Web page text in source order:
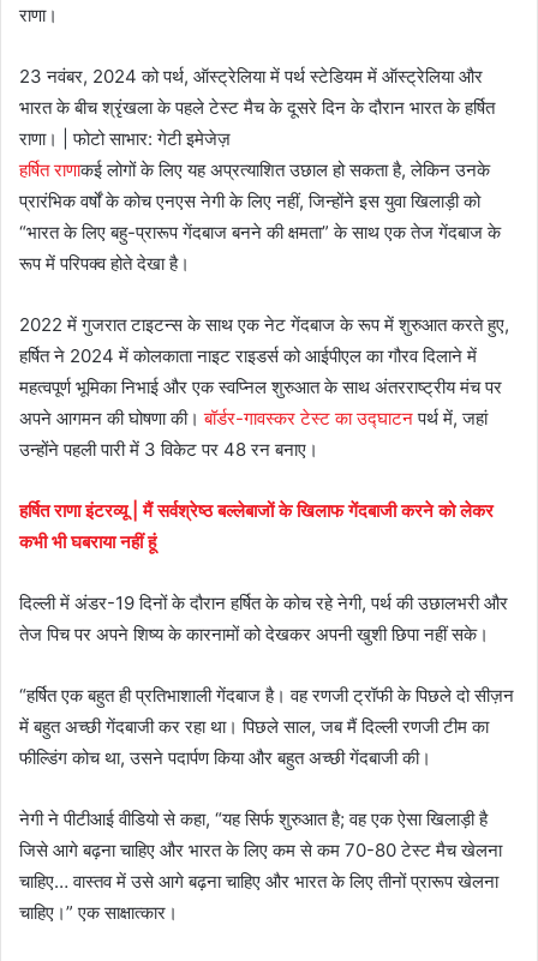
23 नवंबर, 2024 को पर्थ, ऑस्ट्रेलिया में पर्थ स्टेडियम में ऑस्ट्रेलिया और
भारत के बीच श्रृंखला के पहले टेस्ट मैच के दूसरे दिन के दौरान भारत के हर्षित
राणा। | फोटो साभार: गेटी इमेजेज़
हर्षित राणाकई लोगों के लिए यह अप्रत्याशित उछाल हो सकता है, लेकिन उनके
प्रारंभिक वर्षों के कोच एनएस नेगी के लिए नहीं, जिन्होंने इस युवा खिलाड़ी को
“भारत के लिए बहु-प्रारूप गेंदबाज बनने की क्षमता” के साथ एक तेज गेंदबाज के
रूप में परिपक्व होते देखा है।
2022 में गुजरात टाइटन्स के साथ एक नेट गेंदबाज के रूप में शुरुआत करते हुए,
हर्षित ने 2024 में कोलकाता नाइट राइडर्स को आईपीएल का गौरव दिलाने में
महत्वपूर्ण भूमिका निभाई और एक स्वप्निल शुरुआत के साथ अंतरराष्ट्रीय मंच पर
अपने आगमन की घोषणा की। बॉर्डर-गावस्कर टेस्ट का उद्घाटनपर्थ में, जहां
उन्होंने पहली पारी में 3 विकेट पर 48 रन बनाए।
हर्षित राणा इंटरव्यू | मैं सर्वश्रेष्ठ बल्लेबाजों के खिलाफ गेंदबाजी करने को लेकर
कभी भी घबराया नहीं हूं
दिल्ली में अंडर-19 दिनों के दौरान हर्षित के कोच रहे नेगी, पर्थ की उछालभरी और
तेज पिच पर अपने शिष्य के कारनामों को देखकर अपनी खुशी छिपा नहीं सके।
“हर्षित एक बहुत ही प्रतिभाशाली गेंदबाज है। वह रणजी ट्रॉफी के पिछले दो सीज़न
में बहुत अच्छी गेंदबाजी कर रहा था। पिछले साल, जब मैं दिल्ली रणजी टीम का
फील्डिंग कोच था, उसने पदार्पण किया और बहुत अच्छी गेंदबाजी की।
नेगी ने पीटीआई वीडियो से कहा, “यह सिर्फ शुरुआत है; वह एक ऐसा खिलाड़ी है
जिसे आगे बढ़ना चाहिए और भारत के लिए कम से कम 70-80 टेस्ट मैच खेलना
चाहिए… वास्तव में उसे आगे बढ़ना चाहिए और भारत के लिए तीनों प्रारूप खेलना
चाहिए।” एक साक्षात्कार।